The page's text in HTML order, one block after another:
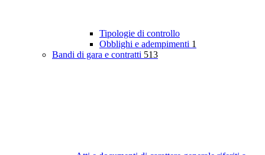
Tipologie di controllo
Obblighi e adempimenti 1
Bandi di gara e contratti 513